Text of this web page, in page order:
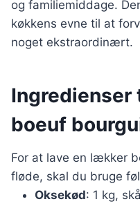
og familiemiddage.
køkkens evne til at
noget ekstraordinært.
Ingredienser
boeuf
For at lave en lækker
fløde, skal du bruge
Oksekød: 1 kg,